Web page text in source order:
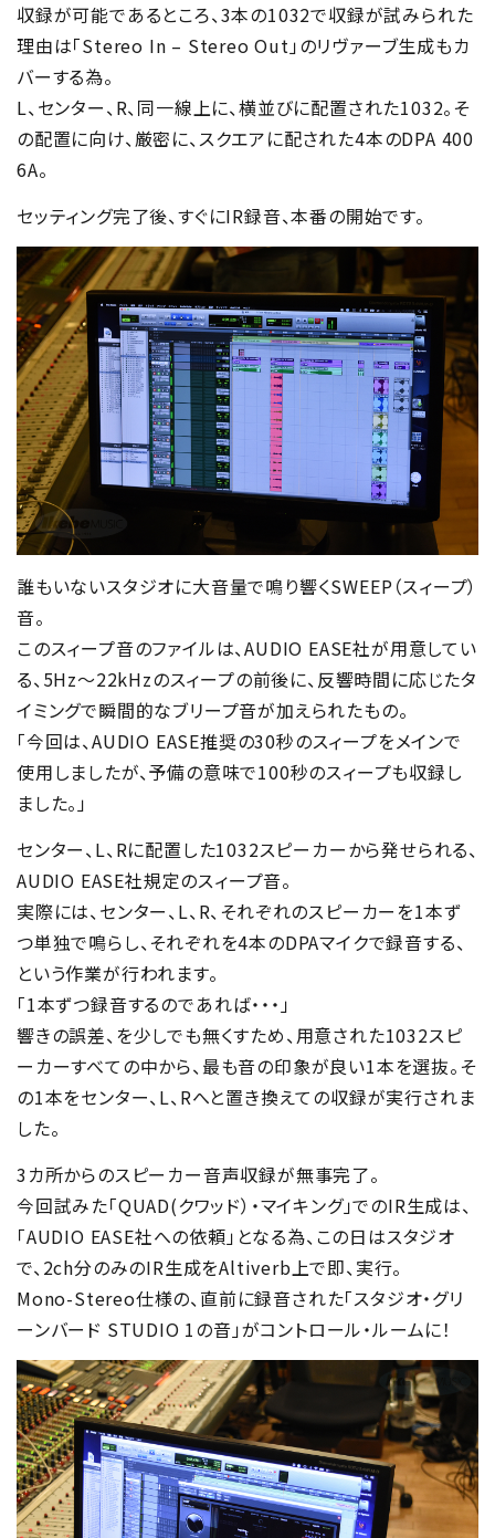
収録が可能であるところ、3本の1032で収録が試みられた
理由は「Stereo In – Stereo Out」のリヴァーブ生成もカ
バーする為。
L、センター、R、同一線上に、横並びに配置された1032。そ
の配置に向け、厳密に、スクエアに配された4本のDPA 400
6A。
セッティング完了後、すぐにIR録音、本番の開始です。
誰もいないスタジオに大音量で鳴り響くSWEEP（スィープ）
音。
このスィープ音のファイルは、AUDIO EASE社が用意してい
る、5Hz～22kHzのスィープの前後に、反響時間に応じたタ
イミングで瞬間的なブリープ音が加えられたもの。
「今回は、AUDIO EASE推奨の30秒のスィープをメインで
使用しましたが、予備の意味で100秒のスィープも収録し
ました。」
センター、L、Rに配置した1032スピーカーから発せられる、
AUDIO EASE社規定のスィープ音。
実際には、センター、L、R、それぞれのスピーカーを1本ず
つ単独で鳴らし、それぞれを4本のDPAマイクで録音する、
という作業が行われます。
「1本ずつ録音するのであれば・・・」
響きの誤差、を少しでも無くすため、用意された1032スピ
ーカーすべての中から、最も音の印象が良い1本を選抜。そ
の1本をセンター、L、Rへと置き換えての収録が実行されま
した。
3カ所からのスピーカー音声収録が無事完了。
今回試みた「QUAD(クワッド）・マイキング」でのIR生成は、
「AUDIO EASE社への依頼」となる為、この日はスタジオ
で、2ch分のみのIR生成をAltiverb上で即、実行。
Mono-Stereo仕様の、直前に録音された「スタジオ・グリ
ーンバード STUDIO 1の音」がコントロール・ルームに！